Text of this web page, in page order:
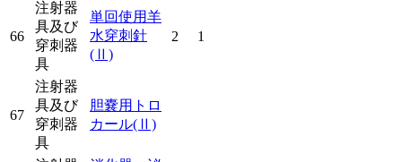
66
注射器
具及び
穿刺器
具
単回使用羊
水穿刺針
(Ⅱ)
2 1
67
注射器
具及び
穿刺器
具
胆嚢用トロ
カール(Ⅱ)